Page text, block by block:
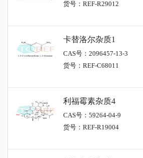
货号：REF-R29012
卡替洛尔杂质1
CAS号：2096457-13-3
货号：REF-C68011
利福霉素杂质4
CAS号：59264-04-9
货号：REF-R19004